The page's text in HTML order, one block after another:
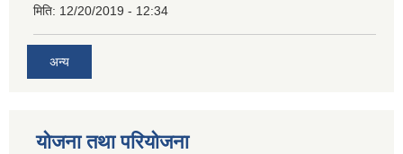
मिति: 12/20/2019 - 12:34
अन्य
योजना तथा परियोजना